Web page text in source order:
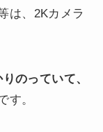
は、2Kカメラ
のっていて、
す。